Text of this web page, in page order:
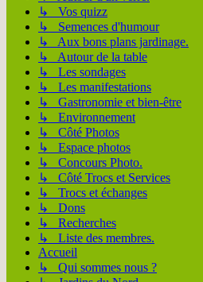
↳ Vos quizz
↳ Semences d'humour
↳ Aux bons plans jardinage.
↳ Autour de la table
↳ Les sondages
↳ Les manifestations
↳ Gastronomie et bien-être
↳ Environnement
↳ Côté Photos
↳ Espace photos
↳ Concours Photo.
↳ Côté Trocs et Services
↳ Trocs et échanges
↳ Dons
↳ Recherches
↳ Liste des membres.
Accueil
↳ Qui sommes nous ?